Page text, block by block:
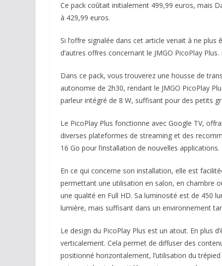
Ce pack coûtait initialement 499,99 euros, mais
à 429,99 euros.
Si l’offre signalée dans cet article venait à ne
d’autres offres concernant le JMGO PicoPlay
Dans ce pack, vous trouverez une housse de
autonomie de 2h30, rendant le JMGO PicoPlay
parleur intégré de 8 W, suffisant pour des petits
Le PicoPlay Plus fonctionne avec Google TV,
diverses plateformes de streaming et des
16 Go pour l’installation de nouvelles applications.
En ce qui concerne son installation, elle est
permettant une utilisation en salon, en chambre
une qualité en Full HD. Sa luminosité est de 450
lumière, mais suffisant dans un environnement
Le design du PicoPlay Plus est un atout. En plus
verticalement. Cela permet de diffuser des
positionné horizontalement, l’utilisation du